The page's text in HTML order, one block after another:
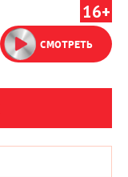
16+
СМОТРЕТЬ